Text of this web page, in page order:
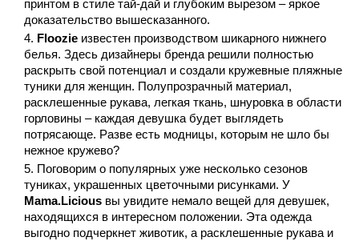
принтом в стиле тай-дай и глубоким вырезом – яркое
доказательство вышесказанного.
Floozie известен производством шикарного нижнего
белья. Здесь дизайнеры бренда решили полностью
раскрыть свой потенциал и создали кружевные пляжные
туники для женщин. Полупрозрачный материал,
расклешенные рукава, легкая ткань, шнуровка в области
горловины – каждая девушка будет выглядеть
потрясающе. Разве есть модницы, которым не шло бы
нежное кружево?
Поговорим о популярных уже несколько сезонов
туниках, украшенных цветочными рисунками. У
Mama.Licious вы увидите немало вещей для девушек,
находящихся в интересном положении. Эта одежда
выгодно подчеркнет животик, а расклешенные рукава и